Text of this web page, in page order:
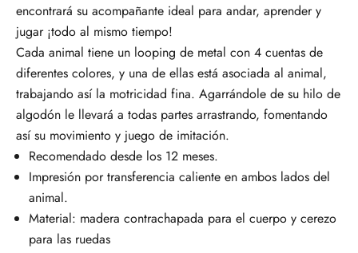
encontrará su acompañante ideal para andar, aprender y
jugar ¡todo al mismo tiempo!
Cada animal tiene un looping de metal con 4 cuentas de
diferentes colores, y una de ellas está asociada al animal,
trabajando así la motricidad fina. Agarrándole de su hilo de
algodón le llevará a todas partes arrastrando, fomentando
así su movimiento y juego de imitación.
Recomendado desde los 12 meses.
Impresión por transferencia caliente en ambos lados del
animal.
Material: madera contrachapada para el cuerpo y cerezo
para las ruedas